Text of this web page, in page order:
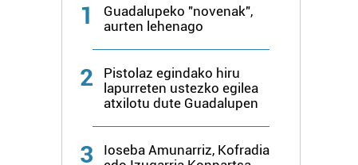
1
Guadalupeko "novenak",
aurten lehenago
2
Pistolaz egindako hiru
lapurreten ustezko egilea
atxilotu dute Guadalupen
3
Ioseba Amunarriz, Kofradia